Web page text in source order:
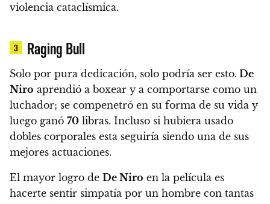
violencia cataclísmica.
3 Raging Bull
Solo por pura dedicación, solo podría ser esto. De
Niro aprendió a boxear y a comportarse como un
luchador; se compenetró en su forma de su vida y
luego ganó 70 libras. Incluso si hubiera usado
dobles corporales esta seguiría siendo una de sus
mejores actuaciones.
El mayor logro de De Niro en la película es
hacerte sentir simpatía por un hombre con tantas